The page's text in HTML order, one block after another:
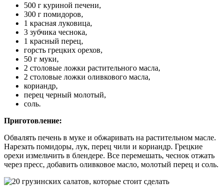
500 г куриной печени,
300 г помидоров,
1 красная луковица,
3 зубчика чеснока,
1 красный перец,
горсть грецких орехов,
50 г муки,
2 столовые ложки растительного масла,
2 столовые ложки оливкового масла,
кориандр,
перец черный молотый,
соль.
Приготовление:
Обвалять печень в муке и обжаривать на растительном масле.
Нарезать помидоры, лук, перец чили и кориандр. Грецкие
орехи измельчить в блендере. Все перемешать, чеснок отжать
через пресс, добавить оливковое масло, молотый перец и соль.